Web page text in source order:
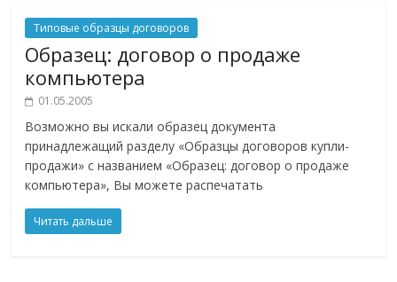
Типовые образцы договоров
Образец: договор о продаже
компьютера
01.05.2005
Возможно вы искали образец документа
принадлежащий разделу «Образцы договоров купли-
продажи» c названием «Образец: договор о продаже
компьютера», Вы можете распечатать
Читать дальше